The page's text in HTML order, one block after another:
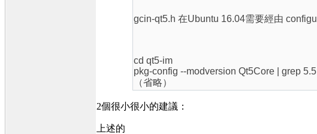
gcin-qt5.h 在Ubuntu 16.04需要經由
cd qt5-im
pkg-config --modversion Qt5Core | grep
（省略）
2個很小很小的建議：
上述的